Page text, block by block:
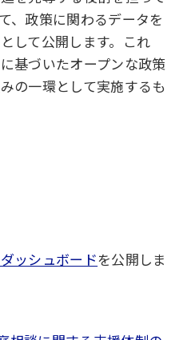
、政策に関わるデータを
して公開します。これ
基づいたオープンな政策
の一環として実施するも
ッシュボードを公開しま